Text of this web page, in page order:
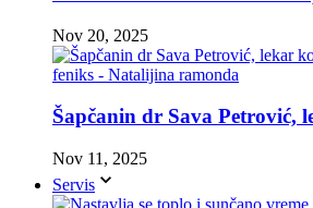
Nov 20, 2025
Šapčanin dr Sava Petrović,
Nov 11, 2025
Servis